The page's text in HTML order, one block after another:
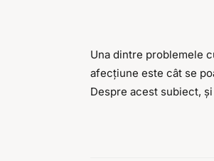
Una dintre problemele
afecțiune este cât se
Despre acest subiect,